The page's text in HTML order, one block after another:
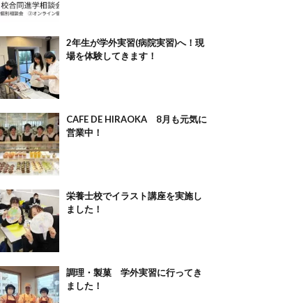
2年生が学外実習(病院実習)へ！現
場を体験してきます！
CAFE DE HIRAOKA 8月も元気に
営業中！
栄養士校でイラスト講座を実施し
ました！
調理・製菓 学外実習に行ってき
ました！